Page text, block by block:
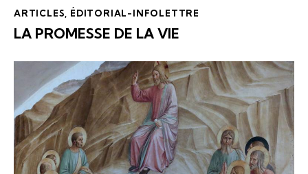
ARTICLES ÉDITORIAL-INFOLETTRE
LA PROMESSE DE LA VIE